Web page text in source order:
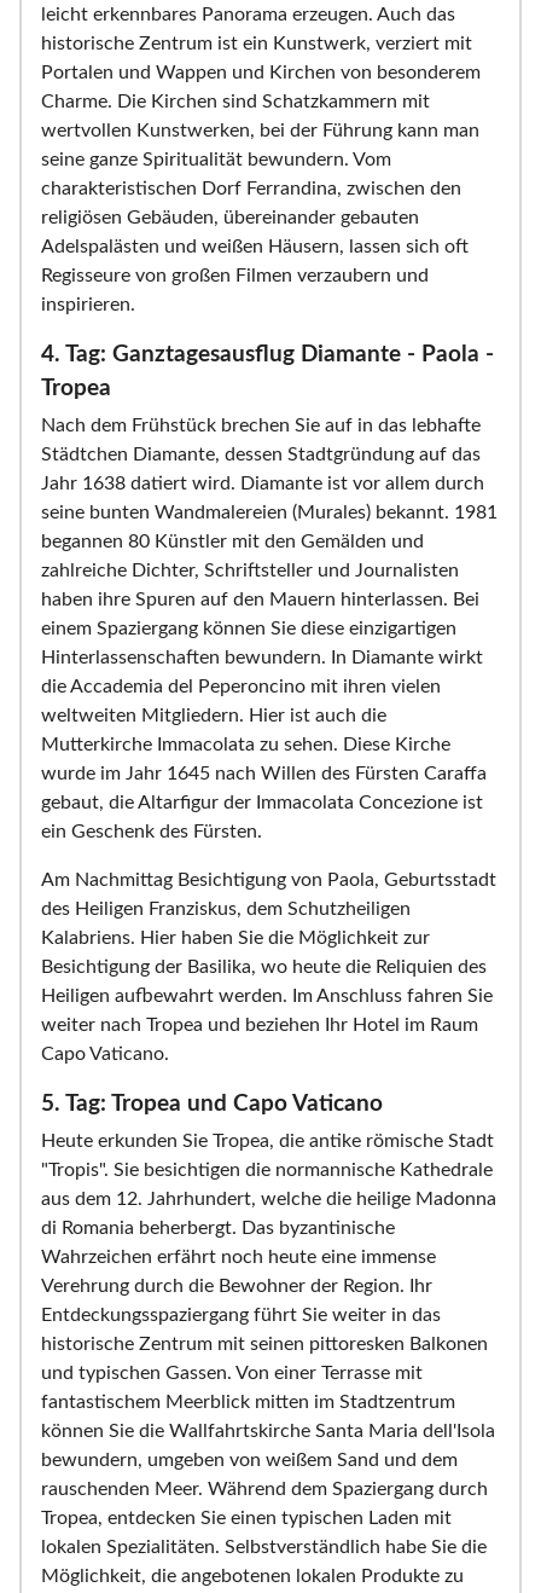
leicht erkennbares Panorama erzeugen. Auch das
historische Zentrum ist ein Kunstwerk, verziert mit
Portalen und Wappen und Kirchen von besonderem
Charme. Die Kirchen sind Schatzkammern mit
wertvollen Kunstwerken, bei der Führung kann man
seine ganze Spiritualität bewundern. Vom
charakteristischen Dorf Ferrandina, zwischen den
religiösen Gebäuden, übereinander gebauten
Adelspalästen und weißen Häusern, lassen sich oft
Regisseure von großen Filmen verzaubern und
inspirieren.
4. Tag: Ganztagesausflug Diamante - Paola -
Tropea
Nach dem Frühstück brechen Sie auf in das lebhafte
Städtchen Diamante, dessen Stadtgründung auf das
Jahr 1638 datiert wird. Diamante ist vor allem durch
seine bunten Wandmalereien (Murales) bekannt. 1981
begannen 80 Künstler mit den Gemälden und
zahlreiche Dichter, Schriftsteller und Journalisten
haben ihre Spuren auf den Mauern hinterlassen. Bei
einem Spaziergang können Sie diese einzigartigen
Hinterlassenschaften bewundern. In Diamante wirkt
die Accademia del Peperoncino mit ihren vielen
weltweiten Mitgliedern. Hier ist auch die
Mutterkirche Immacolata zu sehen. Diese Kirche
wurde im Jahr 1645 nach Willen des Fürsten Caraffa
gebaut, die Altarfigur der Immacolata Concezione ist
ein Geschenk des Fürsten.
Am Nachmittag Besichtigung von Paola, Geburtsstadt
des Heiligen Franziskus, dem Schutzheiligen
Kalabriens. Hier haben Sie die Möglichkeit zur
Besichtigung der Basilika, wo heute die Reliquien des
Heiligen aufbewahrt werden. Im Anschluss fahren Sie
weiter nach Tropea und beziehen Ihr Hotel im Raum
Capo Vaticano.
5. Tag: Tropea und Capo Vaticano
Heute erkunden Sie Tropea, die antike römische Stadt
"Tropis". Sie besichtigen die normannische Kathedrale
aus dem 12. Jahrhundert, welche die heilige Madonna
di Romania beherbergt. Das byzantinische
Wahrzeichen erfährt noch heute eine immense
Verehrung durch die Bewohner der Region. Ihr
Entdeckungsspaziergang führt Sie weiter in das
historische Zentrum mit seinen pittoresken Balkonen
und typischen Gassen. Von einer Terrasse mit
fantastischem Meerblick mitten im Stadtzentrum
können Sie die Wallfahrtskirche Santa Maria dell'Isola
bewundern, umgeben von weißem Sand und dem
rauschenden Meer. Während dem Spaziergang durch
Tropea, entdecken Sie einen typischen Laden mit
lokalen Spezialitäten. Selbstverständlich habe Sie die
Möglichkeit, die angebotenen lokalen Produkte zu